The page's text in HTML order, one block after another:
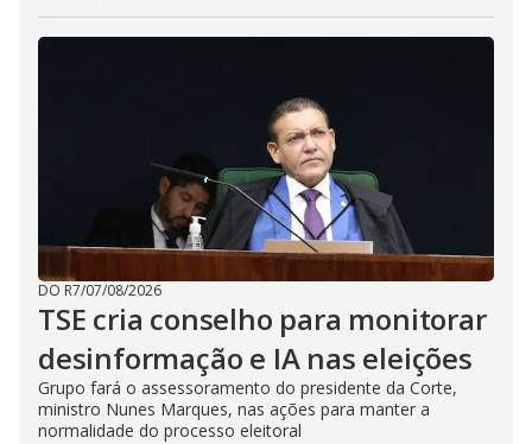
DO R7/07/08/2026
TSE cria conselho para monitorar
desinformação e IA nas eleições
Grupo fará o assessoramento do presidente da Corte,
ministro Nunes Marques, nas ações para manter a
normalidade do processo eleitoral